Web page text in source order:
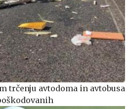
trčenju avtodoma in avtobusa